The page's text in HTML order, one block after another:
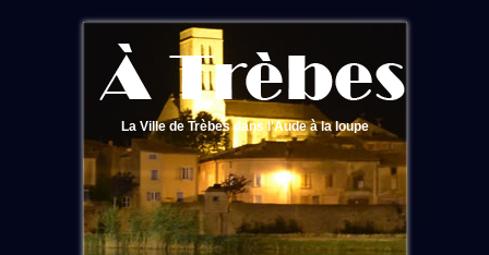
La Ville de Trèbes dans l'Aude à la loupe